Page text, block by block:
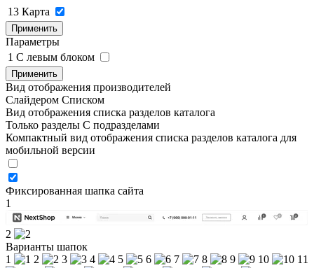
13 Карта
Применить
Параметры
1 C левым блоком
Применить
Вид отображения производителей
Слайдером Списком
Вид отображения списка разделов каталога
Только разделы С подразделами
Компактный вид отображения списка разделов каталога для
мобильной версии
Фиксированная шапка сайта
1
2
Варианты шапок
1
2 3 4 5 6 7 8 9 10
11